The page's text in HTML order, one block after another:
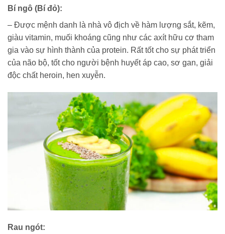
Bí ngô (Bí đỏ):
– Được mệnh danh là nhà vô địch về hàm lượng sắt, kẽm,
giàu vitamin, muối khoáng cũng như các axít hữu cơ tham
gia vào sự hình thành của protein. Rất tốt cho sự phát triển
của não bộ, tốt cho người bệnh huyết áp cao, sơ gan, giải
độc chất heroin, hen xuyễn.
Rau ngót: